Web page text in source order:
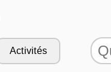
Activités